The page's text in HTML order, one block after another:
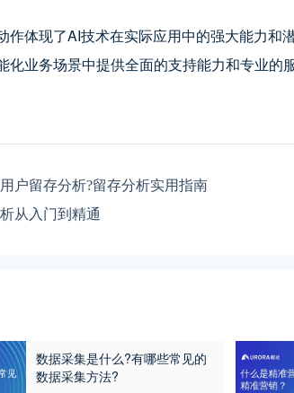
作体现了AI技术在实际应用中的强大能力和
化业务场景中提供全面的支持能力和专业的
户留存分析?留存分析实用指南
从入门到精通
数据采集是什么?有哪些常见的
数据采集方法?